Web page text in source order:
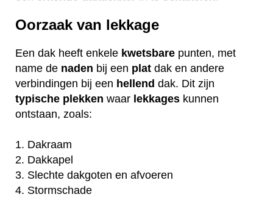
Oorzaak van lekkage
Een dak heeft enkele kwetsbare punten, met
name de naden bij een plat dak en andere
verbindingen bij een hellend dak. Dit zijn
typische plekken waar lekkages kunnen
ontstaan, zoals:
1. Dakraam
2. Dakkapel
3. Slechte dakgoten en afvoeren
4. Stormschade